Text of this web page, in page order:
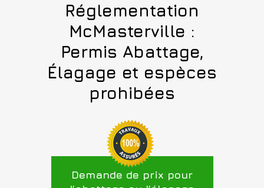
Réglementation
McMasterville :
Permis Abattage,
Élagage et espèces
prohibées
Demande de prix pour